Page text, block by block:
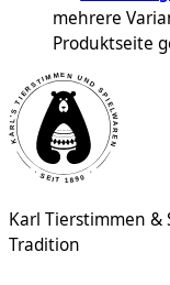
mehrere
Produktseite
Karl Tierstimmen &
Tradition